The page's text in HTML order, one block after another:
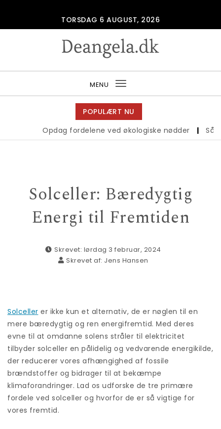
TORSDAG 6 AUGUST, 2026
MENU
Toggle
navigation
POPULÆRT NU
Opdag fordelene ved økologiske nødder |
Solceller: Bæredygtig
Energi til Fremtiden
Skrevet: lørdag 3 februar, 2024
Skrevet af: Jens Hansen
Solceller er ikke kun et alternativ, de er nøglen til en
mere bæredygtig og ren energifremtid. Med deres
evne til at omdanne solens stråler til elektricitet
tilbyder solceller en pålidelig og vedvarende energikilde,
der reducerer vores afhængighed af fossile
brændstoffer og bidrager til at bekæmpe
klimaforandringer. Lad os udforske de tre primære
fordele ved solceller og hvorfor de er så vigtige for
vores fremtid.